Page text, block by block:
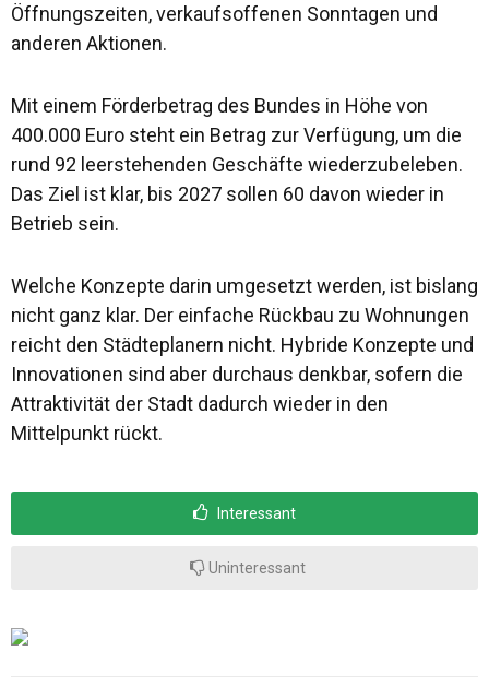
Öffnungszeiten, verkaufsoffenen Sonntagen und
anderen Aktionen.
Mit einem Förderbetrag des Bundes in Höhe von
400.000 Euro steht ein Betrag zur Verfügung, um die
rund 92 leerstehenden Geschäfte wiederzubeleben.
Das Ziel ist klar, bis 2027 sollen 60 davon wieder in
Betrieb sein.
Welche Konzepte darin umgesetzt werden, ist bislang
nicht ganz klar. Der einfache Rückbau zu Wohnungen
reicht den Städteplanern nicht. Hybride Konzepte und
Innovationen sind aber durchaus denkbar, sofern die
Attraktivität der Stadt dadurch wieder in den
Mittelpunkt rückt.
Interessant
Uninteressant